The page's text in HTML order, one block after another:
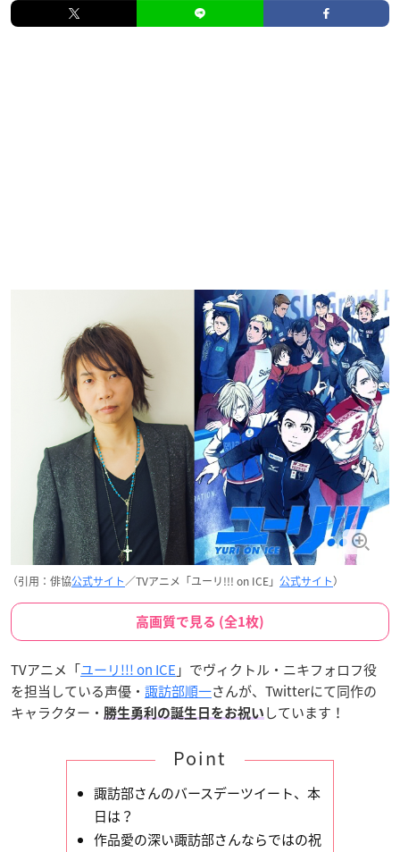
（引用：俳協公式サイト／TVアニメ「ユーリ!!! on ICE」 公式サイト）
高画質で見る (全1枚)
TVアニメ「ユーリ!!! on ICE 」でヴィクトル・ニキフォロフ役
を担当している声優・ 諏訪部順一さんが、Twitterにて同作の
キャラクター・ 勝生勇利の誕生日をお祝い しています！
Point
諏訪部さんのバースデーツイート、本
日は？
作品愛の深い諏訪部さんならではの祝